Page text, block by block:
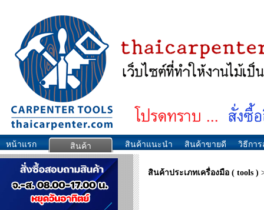
หน้าแรก สินค้า สินค้าแนะนำ สินค้าขายดี วิธีกา
สินค้าประเภทเครื่องมือ ( tools )